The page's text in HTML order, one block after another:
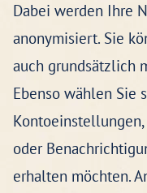
Dabei werden Ihre
anonymisiert. Sie
auch grundsätzlich
Ebenso wählen Sie
Kontoeinstellungen,
oder
erhalten möchten.